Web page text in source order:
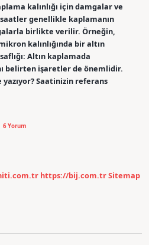
kalınlığı için damgalar ve
genellikle kaplamanın
birlikte verilir. Örneğin,
kalınlığında bir altın
Altın kaplamada
belirten işaretler de önemlidir.
yazıyor? Saatinizin referans
6 Yorum
https://bij.com.trSitemap